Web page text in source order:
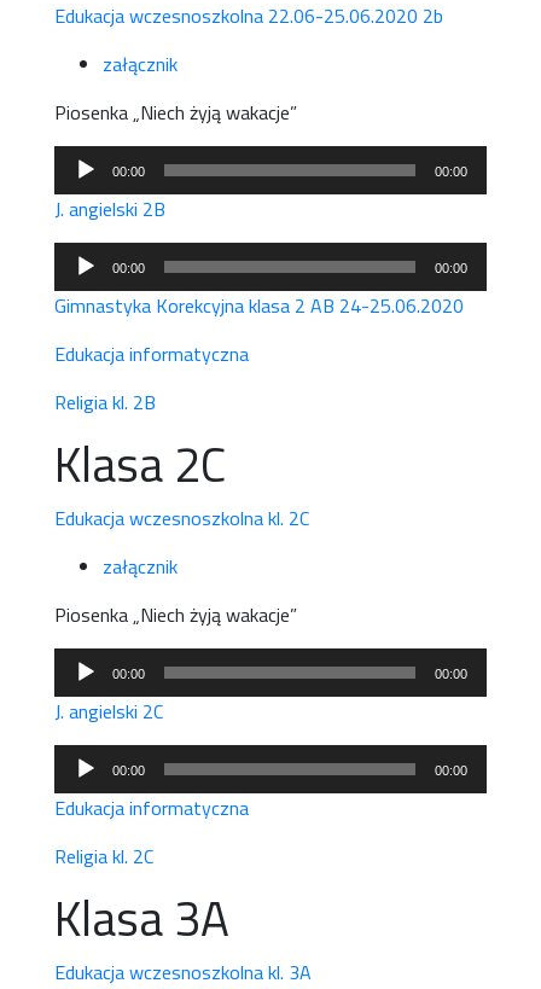
Edukacja wczesnoszkolna 22.06-25.06.2020 2b
załącznik
Piosenka „Niech żyją wakacje”
Odtwarzacz
plików
dźwiękowych
00:00 00:00
J. angielski 2B
Odtwarzacz
plików
dźwiękowych
00:00 00:00
Gimnastyka Korekcyjna klasa 2 AB 24-25.06.2020
Edukacja informatyczna
Religia kl. 2B
Klasa 2C
Edukacja wczesnoszkolna kl. 2C
załącznik
Piosenka „Niech żyją wakacje”
Odtwarzacz
plików
dźwiękowych
00:00 00:00
J. angielski 2C
Odtwarzacz
plików
dźwiękowych
00:00 00:00
Edukacja informatyczna
Religia kl. 2C
Klasa 3A
Edukacja wczesnoszkolna kl. 3A